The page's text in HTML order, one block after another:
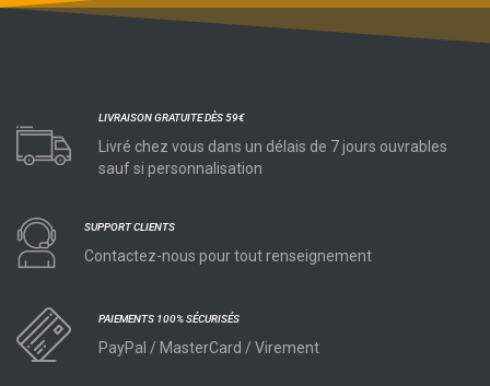
LIVRAISON GRATUITE DÈS 59€
Livré chez vous dans un délais de 7 jours ouvrables
sauf si personnalisation
SUPPORT CLIENTS
Contactez-nous pour tout renseignement
PAIEMENTS 100% SÉCURISÉS
PayPal / MasterCard / Virement